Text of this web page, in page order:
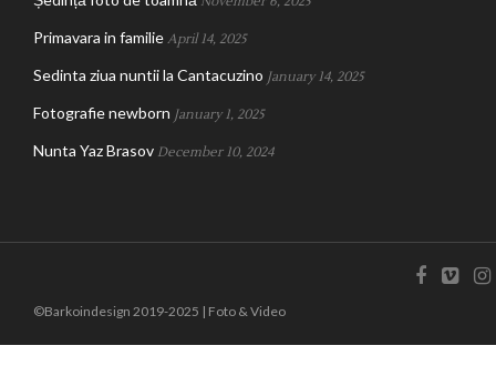
Primavara in familie April 14, 2025
Sedinta ziua nuntii la Cantacuzino January 14, 2025
Fotografie newborn January 1, 2025
Nunta Yaz Brasov December 10, 2024
©Barkoindesign 2019-2025 | Foto & Video